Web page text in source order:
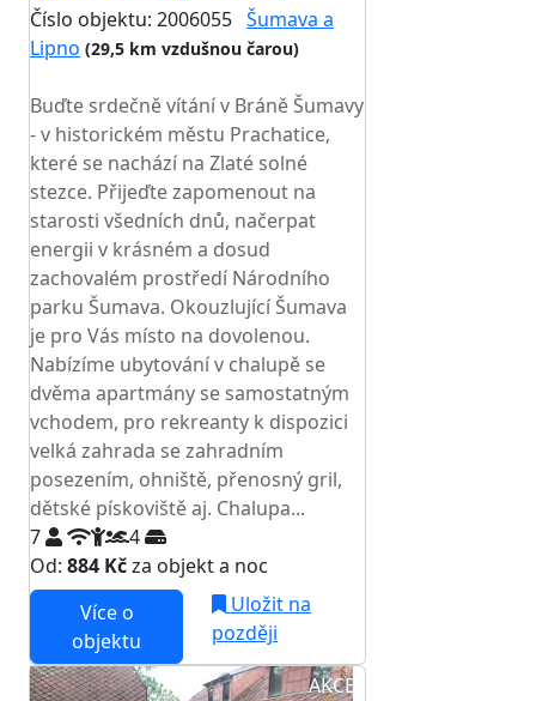
Číslo objektu: 2006055 Šumava a
Lipno (29,5 km vzdušnou čarou)
Buďte srdečně vítání v Bráně Šumavy
- v historickém městu Prachatice,
které se nachází na Zlaté solné
stezce. Přijeďte zapomenout na
starosti všedních dnů, načerpat
energii v krásném a dosud
zachovalém prostředí Národního
parku Šumava. Okouzlující Šumava
je pro Vás místo na dovolenou.
Nabízíme ubytování v chalupě se
dvěma apartmány se samostatným
vchodem, pro rekreanty k dispozici
velká zahrada se zahradním
posezením, ohniště, přenosný gril,
dětské pískoviště aj. Chalupa...
7
4
Od: 884 Kčza objekt a noc
Více o
objektu
Uložit na
později
AKCE